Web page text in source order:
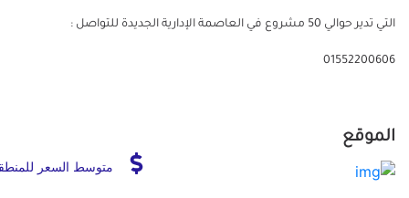
التي تدير حوالي 50 مشروع في العاصمة الإدارية الجديدة للتواصل :
01552200606
الموقع
متوسط السعر